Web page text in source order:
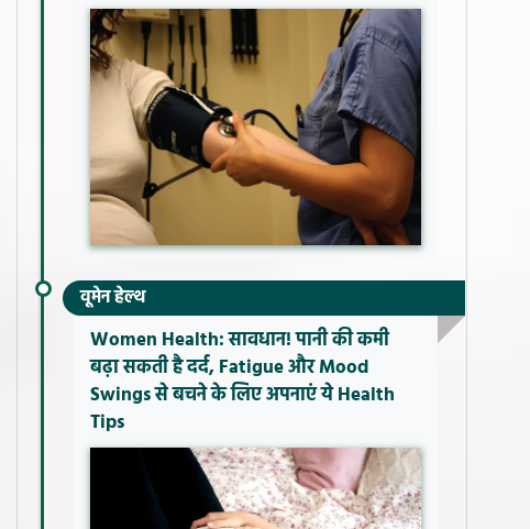
वूमेन हेल्थ
Women Health: सावधान! पानी की कमी
बढ़ा सकती है दर्द, Fatigue और Mood
Swings से बचने के लिए अपनाएं ये Health
Tips